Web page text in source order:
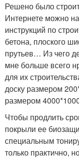
Решено было
Интернете можно
инструкций по
бетона, плоского
прутьев… Из чего
мне больше всего
для их
доску размером
размером
Чтобы продлить
покрыли ее
специальным
только практично,